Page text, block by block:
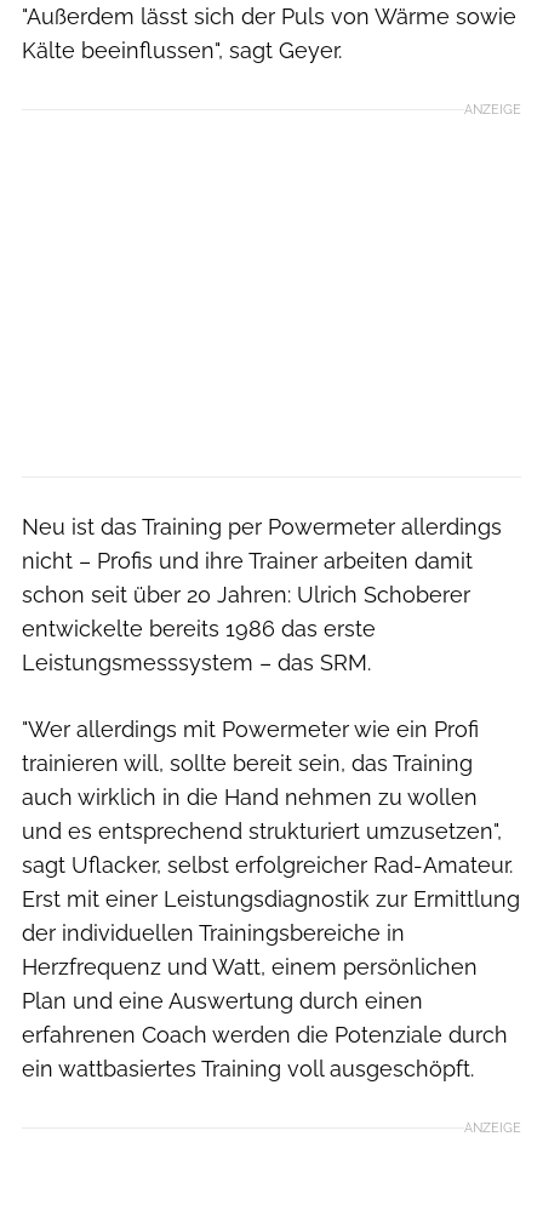
"Außerdem lässt sich der Puls von Wärme sowie
Kälte beeinflussen", sagt Geyer.
ANZEIGE
Neu ist das Training per Powermeter allerdings
nicht – Profis und ihre Trainer arbeiten damit
schon seit über 20 Jahren: Ulrich Schoberer
entwickelte bereits 1986 das erste
Leistungsmesssystem – das SRM.
"Wer allerdings mit Powermeter wie ein Profi
trainieren will, sollte bereit sein, das Training
auch wirklich in die Hand nehmen zu wollen
und es entsprechend strukturiert umzusetzen",
sagt Uflacker, selbst erfolgreicher Rad-Amateur.
Erst mit einer Leistungsdiagnostik zur Ermittlung
der individuellen Trainingsbereiche in
Herzfrequenz und Watt, einem persönlichen
Plan und eine Auswertung durch einen
erfahrenen Coach werden die Potenziale durch
ein wattbasiertes Training voll ausgeschöpft.
ANZEIGE